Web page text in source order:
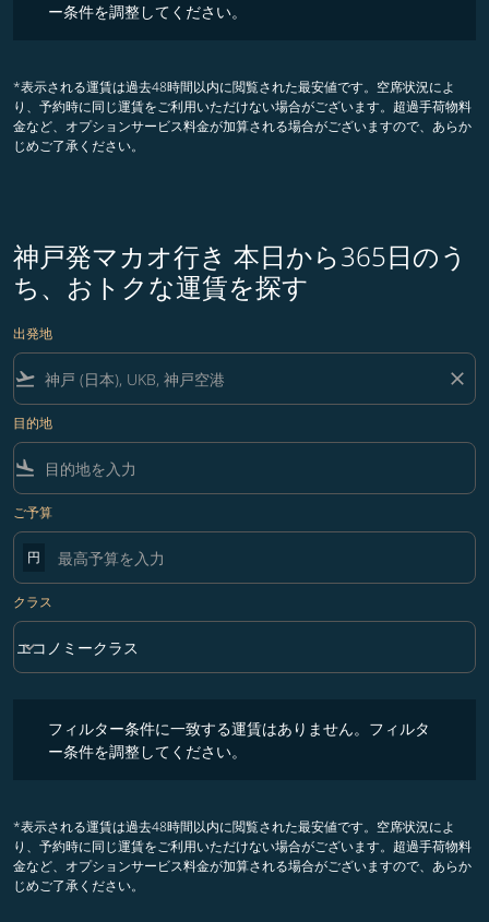
ー条件を調整してください。
*表示される運賃は過去48時間以内に閲覧された最安値です。空席状況によ
り、予約時に同じ運賃をご利用いただけない場合がございます。超過手荷物料
金など、オプションサービス料金が加算される場合がございますので、あらか
じめご了承ください。
神戸発マカオ行き 本日から365日のう
ち、おトクな運賃を探す
出発地
flight_takeoff close
目的地
flight_land
ご予算
円
クラス
クラス option エコノミークラス Selected
エコノミークラス
keyboard_arrow_down
フィルター条件に一致する運賃はありません。フィルタ
ー条件を調整してください。
*表示される運賃は過去48時間以内に閲覧された最安値です。空席状況によ
り、予約時に同じ運賃をご利用いただけない場合がございます。超過手荷物料
金など、オプションサービス料金が加算される場合がございますので、あらか
じめご了承ください。